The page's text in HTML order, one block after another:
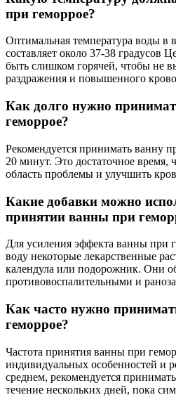
при геморрое?
Оптимальная температура воды в
составляет около 37-38 градусов
быть слишком горячей, чтобы не
раздражения и повышенного
Как долго нужно
геморрое?
Рекомендуется принимать ванну
20 минут. Это достаточное время,
область проблемы и улучшить
Какие добавки можно
принятии ванны при
Для усиления эффекта ванны при
воду некоторые лекарственные
календула или подорожник. Они
противовоспалительными и
Как часто нужно
геморрое?
Частота принятия ванны при
индивидуальных особенностей и
среднем, рекомендуется
течение нескольких дней, пока